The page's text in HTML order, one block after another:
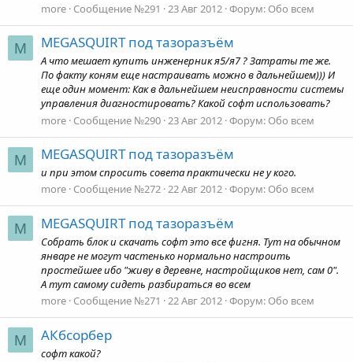
more Сообщение №291 23 Авг 2012 Форум: Обо всем
M MEGASQUIRT под тазоразъём
А что мешает купить инженерник я5/я7 ? Затраты те же.
По факту коням еще настраивать можно в дальнейшем))) И
еще один момент: Как в дальнейшем неисправности системы
управления диагностировать? Какой софт использовать?
more Сообщение №290 23 Авг 2012 Форум: Обо всем
M MEGASQUIRT под тазоразъём
и при этом спросить совета практически не у кого.
more Сообщение №272 22 Авг 2012 Форум: Обо всем
M MEGASQUIRT под тазоразъём
Собрать блок и скачать софт это все фигня. Тут на обычном
январе не могут частенько нормально настроить
простейшее ибо "живу в деревне, настройщиков нет, сам 0".
А тут самому сидеть разбираться во всем
more Сообщение №271 22 Авг 2012 Форум: Обо всем
M АКбсорбер
софт какой?